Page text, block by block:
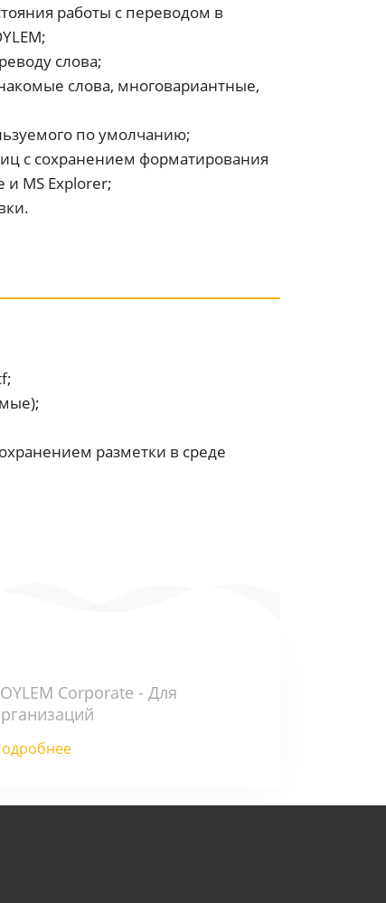
работы с переводом в
слова;
слова, многовариантные,
по умолчанию;
с сохранением форматирования
и MS Explorer;
разметки в среде
Corporate - Для